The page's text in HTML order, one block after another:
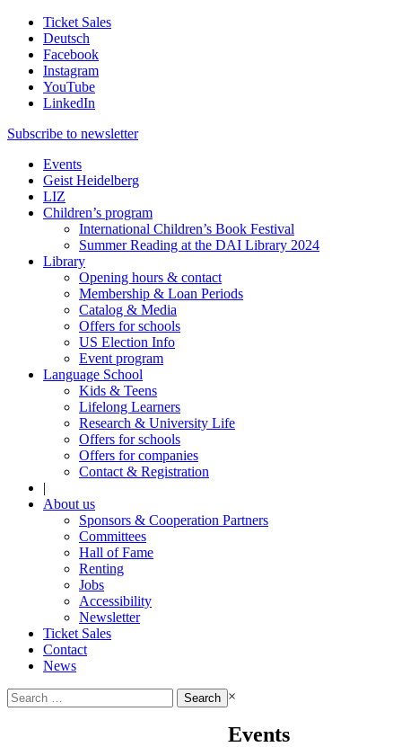
Ticket Sales
Deutsch
Facebook
Instagram
YouTube
LinkedIn
Subscribe to newsletter
Events
Geist Heidelberg
LIZ
Children’s program
International Children’s Book Festival
Summer Reading at the DAI Library 2024
Library
Opening hours & contact
Membership & Loan Periods
Catalog & Media
Offers for schools
US Election Info
Event program
Language School
Kids & Teens
Lifelong Learners
Research & University Life
Offers for schools
Offers for companies
Contact & Registration
|
About us
Sponsors & Cooperation Partners
Committees
Hall of Fame
Renting
Jobs
Accessibility
Newsletter
Ticket Sales
Contact
News
Search
for:
×
Events